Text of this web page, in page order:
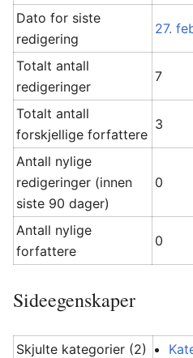
Dato for siste
redigering
27.
Totalt antall
redigeringer
7
Totalt antall
forskjellige forfattere
3
Antall nylige
redigeringer (innen
siste 90 dager)
0
Antall nylige
forfattere
0
Sideegenskaper
Skjulte kategorier (2)